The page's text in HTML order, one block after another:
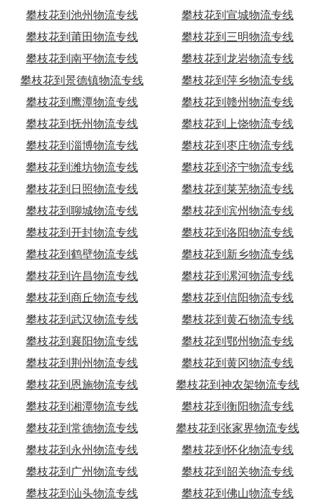
攀枝花到池州物流专线
攀枝花到宣城物流专线
攀枝花到莆田物流专线
攀枝花到三明物流专线
攀枝花到南平物流专线
攀枝花到龙岩物流专线
攀枝花到景德镇物流专线
攀枝花到萍乡物流专线
攀枝花到鹰潭物流专线
攀枝花到赣州物流专线
攀枝花到抚州物流专线
攀枝花到上饶物流专线
攀枝花到淄博物流专线
攀枝花到枣庄物流专线
攀枝花到潍坊物流专线
攀枝花到济宁物流专线
攀枝花到日照物流专线
攀枝花到莱芜物流专线
攀枝花到聊城物流专线
攀枝花到滨州物流专线
攀枝花到开封物流专线
攀枝花到洛阳物流专线
攀枝花到鹤壁物流专线
攀枝花到新乡物流专线
攀枝花到许昌物流专线
攀枝花到漯河物流专线
攀枝花到商丘物流专线
攀枝花到信阳物流专线
攀枝花到武汉物流专线
攀枝花到黄石物流专线
攀枝花到襄阳物流专线
攀枝花到鄂州物流专线
攀枝花到荆州物流专线
攀枝花到黄冈物流专线
攀枝花到恩施物流专线
攀枝花到神农架物流专线
攀枝花到湘潭物流专线
攀枝花到衡阳物流专线
攀枝花到常德物流专线
攀枝花到张家界物流专线
攀枝花到永州物流专线
攀枝花到怀化物流专线
攀枝花到广州物流专线
攀枝花到韶关物流专线
攀枝花到汕头物流专线
攀枝花到佛山物流专线